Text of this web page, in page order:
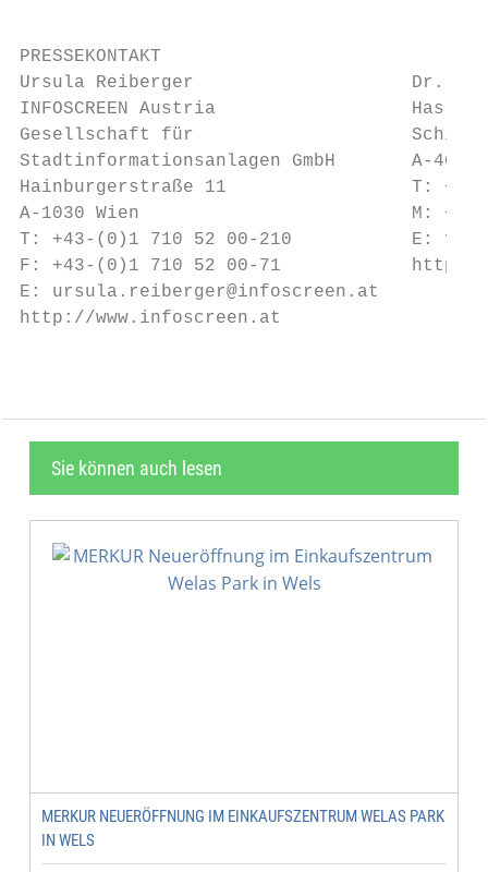
PRESSEKONTAKT
Ursula Reiberger                    Dr.
INFOSCREEN Austria
Gesellschaft für
Stadtinformationsanlagen GmbH       A-4020
Hainburgerstraße 11                 T: +43
A-1030 Wien                         M: +43
T: +43-(0)1 710 52 00-210           E:
F: +43-(0)1 710 52 00-71            http://
E: ursula.reiberger@infoscreen.at
http://www.infoscreen.at
Sie können auch lesen
MERKUR NEUERÖFFNUNG IM EINKAUFSZENTRUM WELAS PARK
IN WELS